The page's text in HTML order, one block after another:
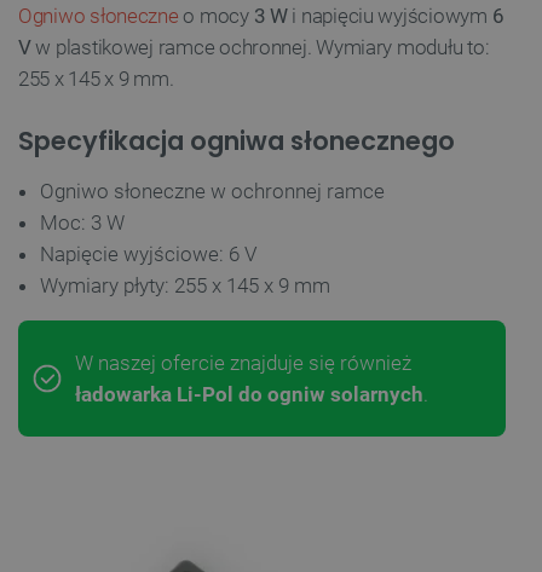
Ogniwo słoneczne o mocy 3 Wi napięciu wyjściowym 6
Vw plastikowej ramce ochronnej. Wymiary modułu to:
255 x 145 x 9 mm.
Specyfikacja ogniwa słonecznego
Ogniwo słoneczne w ochronnej ramce
Moc: 3 W
Napięcie wyjściowe: 6 V
Wymiary płyty: 255 x 145 x 9 mm
W naszej ofercie znajduje się również
ładowarka Li-Pol do ogniw solarnych.